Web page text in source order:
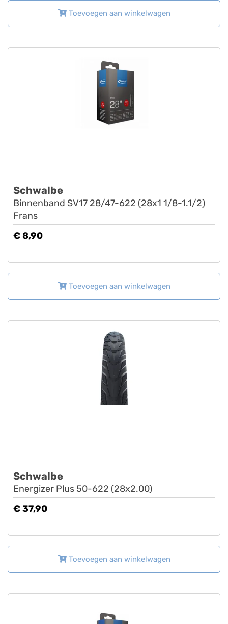
Toevoegen aan winkelwagen
Schwalbe
Binnenband SV17 28/47-622 (28x1 1/8-1.1/2)
Frans
€ 8,90
Toevoegen aan winkelwagen
Schwalbe
Energizer Plus 50-622 (28x2.00)
€ 37,90
Toevoegen aan winkelwagen